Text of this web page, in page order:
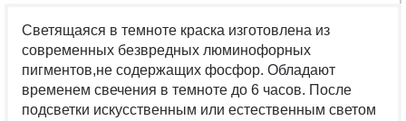
Светящаяся в темноте краска изготовлена из
современных безвредных люминофорных
пигментов,не содержащих фосфор. Обладают
временем свечения в темноте до 6 часов. После
подсветки искусственным или естественным светом